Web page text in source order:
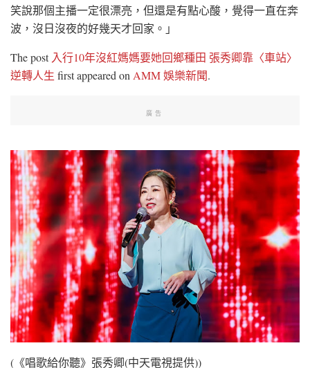
笑說那個主播一定很漂亮，但還是有點心酸，覺得一直在奔
波，沒日沒夜的好幾天才回家。」
The post 入行10年沒紅媽媽要她回鄉種田 張秀卿靠〈車站〉
逆轉人生 first appeared on AMM 娛樂新聞.
廣告
(《唱歌給你聽》張秀卿(中天電視提供))